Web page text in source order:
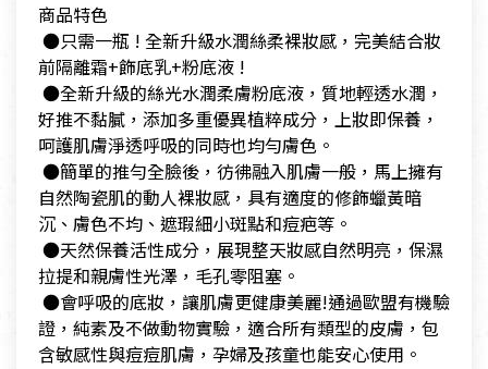
商品特色
​ ●只需一瓶 ! 全新升級水潤絲柔裸妝感，完美結合妝
前隔離霜+飾底乳+粉底液 !
​ ●全新升級的絲光水潤柔膚粉底液，質地輕透水潤，
好推不黏膩，添加多重優異植粹成分，上妝即保養，
呵護肌膚淨透呼吸的同時也均勻膚色。
​ ●簡單的推勻全臉後，彷彿融入肌膚一般，馬上擁有
自然陶瓷肌的動人裸妝感，具有適度的修飾蠟黃暗
沉、膚色不均、遮瑕細小斑點和痘疤等。
​ ●天然保養活性成分，展現整天妝感自然明亮，保濕
拉提和親膚性光澤，毛孔零阻塞。
​ ●會呼吸的底妝，讓肌膚更健康美麗!通過歐盟有機驗
證，純素及不做動物實驗，適合所有類型的皮膚，包
含敏感性與痘痘肌膚，孕婦及孩童也能安心使用。